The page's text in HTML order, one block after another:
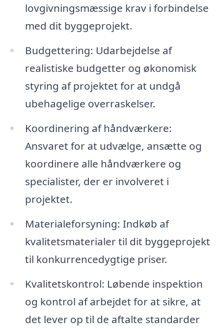
lovgivningsmæssige krav i forbindelse
med dit byggeprojekt.
Budgettering: Udarbejdelse af
realistiske budgetter og økonomisk
styring af projektet for at undgå
ubehagelige overraskelser.
Koordinering af håndværkere:
Ansvaret for at udvælge, ansætte og
koordinere alle håndværkere og
specialister, der er involveret i
projektet.
Materialeforsyning: Indkøb af
kvalitetsmaterialer til dit byggeprojekt
til konkurrencedygtige priser.
Kvalitetskontrol: Løbende inspektion
og kontrol af arbejdet for at sikre, at
det lever op til de aftalte standarder